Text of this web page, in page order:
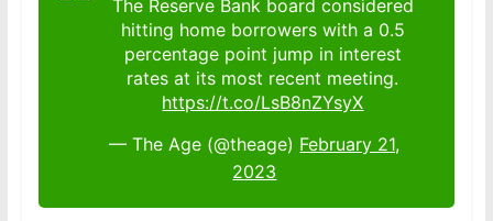
The Reserve Bank board considered
hitting home borrowers with a 0.5
percentage point jump in interest
rates at its most recent meeting.
https://t.co/LsB8nZYsyX
— The Age (@theage) February 21,
2023